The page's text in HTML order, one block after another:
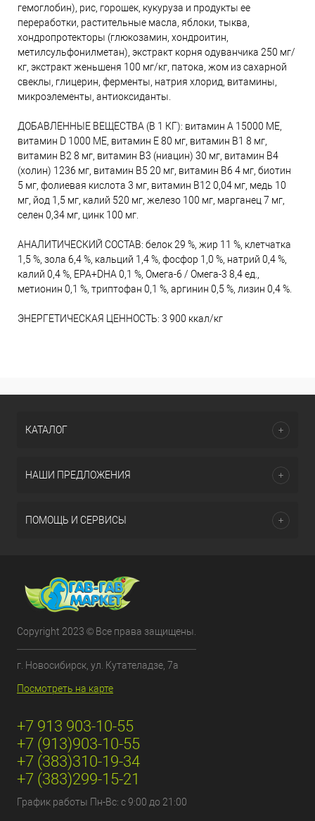
гемоглобин), рис, горошек, кукуруза и продукты ее
переработки, растительные масла, яблоки, тыква,
хондропротекторы (глюкозамин, хондроитин,
метилсульфонилметан), экстракт корня одуванчика 250 мг/
кг, экстракт женьшеня 100 мг/кг, патока, жом из сахарной
свеклы, глицерин, ферменты, натрия хлорид, витамины,
микроэлементы, антиоксиданты.
ДОБАВЛЕННЫЕ ВЕЩЕСТВА (В 1 КГ): витамин А 15000 МЕ,
витамин D 1000 МЕ, витамин E 80 мг, витамин B1 8 мг,
витамин B2 8 мг, витамин B3 (ниацин) 30 мг, витамин B4
(холин) 1236 мг, витамин B5 20 мг, витамин B6 4 мг, биотин
5 мг, фолиевая кислота 3 мг, витамин B12 0,04 мг, медь 10
мг, йод 1,5 мг, калий 520 мг, железо 100 мг, марганец 7 мг,
селен 0,34 мг, цинк 100 мг.
АНАЛИТИЧЕСКИЙ СОСТАВ: белок 29 %, жир 11 %, клетчатка
1,5 %, зола 6,4 %, кальций 1,4 %, фосфор 1,0 %, натрий 0,4 %,
калий 0,4 %, EPA+DHA 0,1 %, Омега-6 / Омега-3 8,4 ед.,
метионин 0,1 %, триптофан 0,1 %, аргинин 0,5 %, лизин 0,4 %.
ЭНЕРГЕТИЧЕСКАЯ ЦЕННОСТЬ: 3 900 ккал/кг
КАТАЛОГ
НАШИ ПРЕДЛОЖЕНИЯ
ПОМОЩЬ И СЕРВИСЫ
Copyright 2023 © Все права защищены.
г. Новосибирск, ул. Кутателадзе, 7а
Посмотреть на карте
+7 913 903-10-55
+7 (913)903-10-55
+7 (383)310-19-34
+7 (383)299-15-21
График работы Пн-Вс: с 9:00 до 21:00